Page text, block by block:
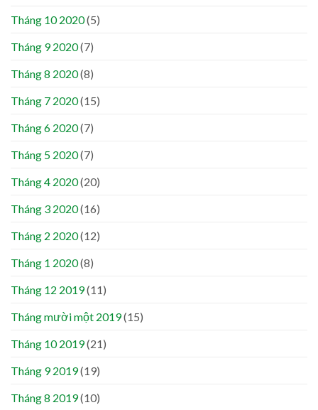
Tháng 10 2020(5)
Tháng 9 2020(7)
Tháng 8 2020(8)
Tháng 7 2020(15)
Tháng 6 2020(7)
Tháng 5 2020(7)
Tháng 4 2020(20)
Tháng 3 2020(16)
Tháng 2 2020(12)
Tháng 1 2020(8)
Tháng 12 2019(11)
Tháng mười một 2019(15)
Tháng 10 2019(21)
Tháng 9 2019(19)
Tháng 8 2019(10)